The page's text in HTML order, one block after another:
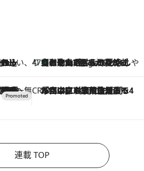
dessert）」 47都道府県の手みやげ ひんやりスイーツで夏を満喫
6 Hours Ago
【和歌山県】この夏絶対食べたい 冷やしておいしいおやつ3選 みかんがごろっと丸ごと入ったジュレ
待つ場所へ
泉 トンボの湯」で体験 CREA'S CHOICE
2026.8.7
「立川にも歌舞伎があるんだよ」 片岡仁左衛門・市川中車ら豪華座組みで4年目の立川立飛歌舞伎へ
連載 TOP